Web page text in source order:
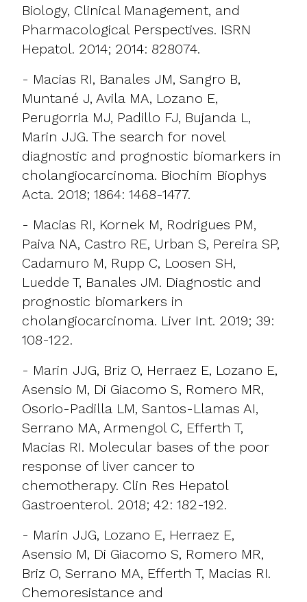
Biology, Clinical Management, and
Pharmacological Perspectives. ISRN
Hepatol. 2014; 2014: 828074.
- Macias RI, Banales JM, Sangro B,
Muntané J, Avila MA, Lozano E,
Perugorria MJ, Padillo FJ, Bujanda L,
Marin JJG. The search for novel
diagnostic and prognostic biomarkers in
cholangiocarcinoma. Biochim Biophys
Acta. 2018; 1864: 1468-1477.
- Macias RI, Kornek M, Rodrigues PM,
Paiva NA, Castro RE, Urban S, Pereira SP,
Cadamuro M, Rupp C, Loosen SH,
Luedde T, Banales JM. Diagnostic and
prognostic biomarkers in
cholangiocarcinoma. Liver Int. 2019; 39:
108-122.
- Marin JJG, Briz O, Herraez E, Lozano E,
Asensio M, Di Giacomo S, Romero MR,
Osorio-Padilla LM, Santos-Llamas AI,
Serrano MA, Armengol C, Efferth T,
Macias RI. Molecular bases of the poor
response of liver cancer to
chemotherapy. Clin Res Hepatol
Gastroenterol. 2018; 42: 182-192.
- Marin JJG, Lozano E, Herraez E,
Asensio M, Di Giacomo S, Romero MR,
Briz O, Serrano MA, Efferth T, Macias RI.
Chemoresistance and